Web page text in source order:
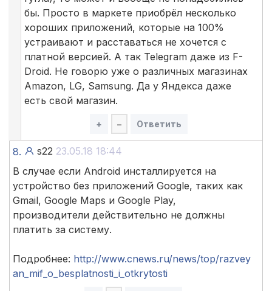
бы. Просто в маркете приобрёл несколько
хороших приложений, которые на 100%
устраивают и расставаться не хочется с
платной версией. А так Telegram даже из F-
Droid. Не говорю уже о различных магазинах
Amazon, LG, Samsung. Да у Яндекса даже
есть свой магазин.
+ – Ответить
8. s22 23.05.18 18:44
В случае если Android инсталлируется на
устройство без приложений Google, таких как
Gmail, Google Maps и Google Play,
производители действительно не должны
платить за систему.
Подробнее: http://www.cnews.ru/news/top/razvey
an_mif_o_besplatnosti_i_otkrytosti